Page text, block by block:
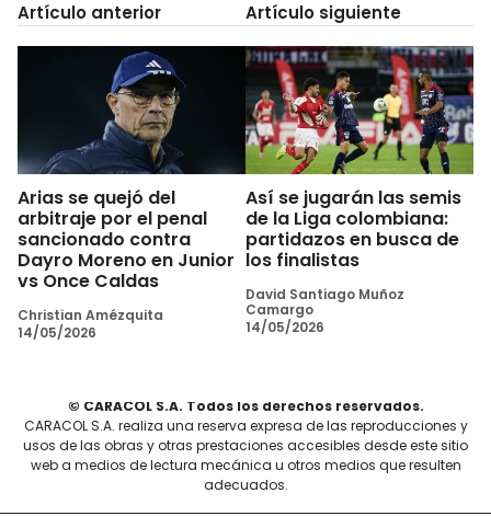
Artículo anterior
Arias se quejó del
arbitraje por el penal
sancionado contra
Dayro Moreno en Junior
vs Once Caldas
Christian Amézquita
14/05/2026
Artículo siguiente
Así se jugarán las semis
de la Liga colombiana:
partidazos en busca de
los finalistas
David Santiago Muñoz
Camargo
14/05/2026
© CARACOL S.A. Todos los derechos reservados.
CARACOL S.A. realiza una reserva expresa de las reproducciones y
usos de las obras y otras prestaciones accesibles desde este sitio
web a medios de lectura mecánica u otros medios que resulten
adecuados.